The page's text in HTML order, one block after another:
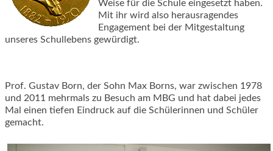
Weise für die Schule eingesetzt haben.
Mit ihr wird also herausragendes
Engagement bei der Mitgestaltung
unseres Schullebens gewürdigt.
Prof. Gustav Born, der Sohn Max Borns, war zwischen 1978
und 2011 mehrmals zu Besuch am MBG und hat dabei jedes
Mal einen tiefen Eindruck auf die Schülerinnen und Schüler
gemacht.